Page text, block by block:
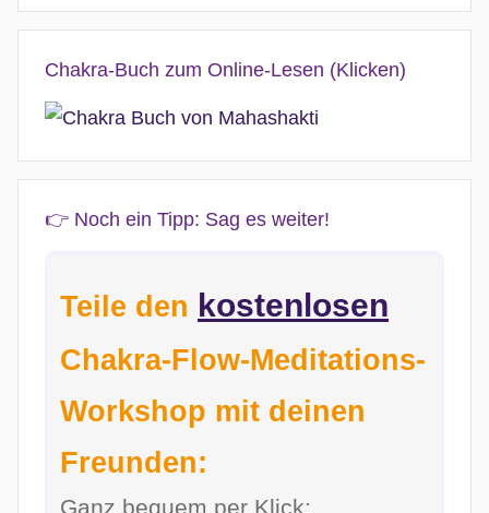
Chakra-Buch zum Online-Lesen (Klicken)
👉 Noch ein Tipp: Sag es weiter!
Teile den kostenlosen
Chakra-Flow-Meditations-
Workshop mit deinen
Freunden:
Ganz bequem per Klick: